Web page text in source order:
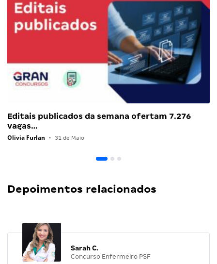
Editais publicados da semana ofertam 7.276
vagas…
Olivia Furlan • 31 de Maio
Depoimentos relacionados
Sarah C.
Concurso Enfermeiro PSF